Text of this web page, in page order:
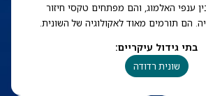
ענפי האלמוג, והם מפתחים טקסי חיזור
הם תורמים מאוד לאקולוגיה של השונית.
בתי גידול עיקריים:
שונית רדודה